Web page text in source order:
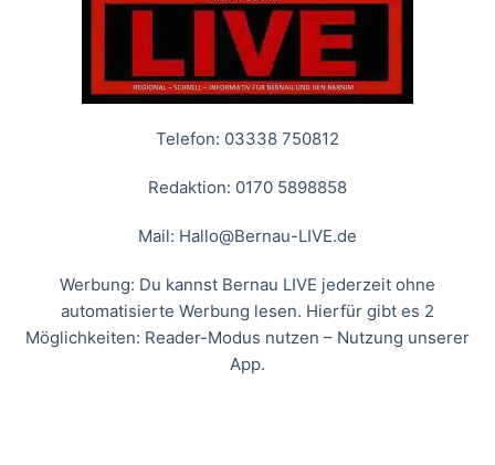
Telefon: 03338 750812
Redaktion: 0170 5898858
Mail: Hallo@Bernau-LIVE.de
Werbung: Du kannst Bernau LIVE jederzeit ohne
automatisierte Werbung lesen. Hierfür gibt es 2
Möglichkeiten: Reader-Modus nutzen – Nutzung unserer
App.